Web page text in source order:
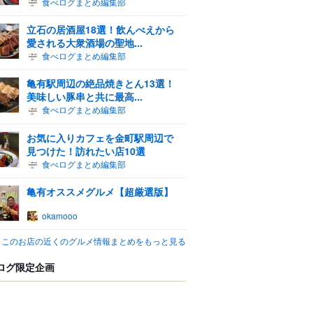
立石の居酒屋18選！飲んべえから
愛される大衆酒場の聖地...
食べログまとめ編集部
亀有駅周辺の絶品焼きとん13選！
美味しい豚串と共に最高...
食べログまとめ編集部
お気に入りカフェを金町駅周辺で
見つけた！訪れたい店10選
食べログまとめ編集部
亀有オススメグルメ【超厳選版】
okamooo
このお店の近くのグルメ情報まとめをもっと見る
グ限定企画